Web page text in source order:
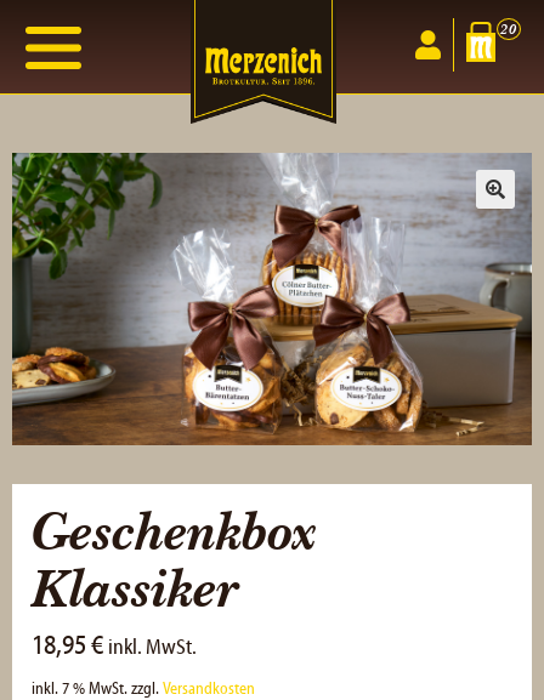
20
🔍
Geschenkbox
Klassiker
18,95 € inkl. MwSt.
inkl. 7 % MwSt. zzgl. Versandkosten